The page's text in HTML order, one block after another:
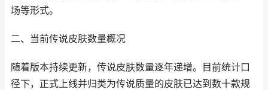
场等形式。
二、当前传说皮肤数量概况
随着版本持续更新，传说皮肤数量逐年递增。目前统计口
径下，正式上线并归类为传说质量的皮肤已达到数十款规